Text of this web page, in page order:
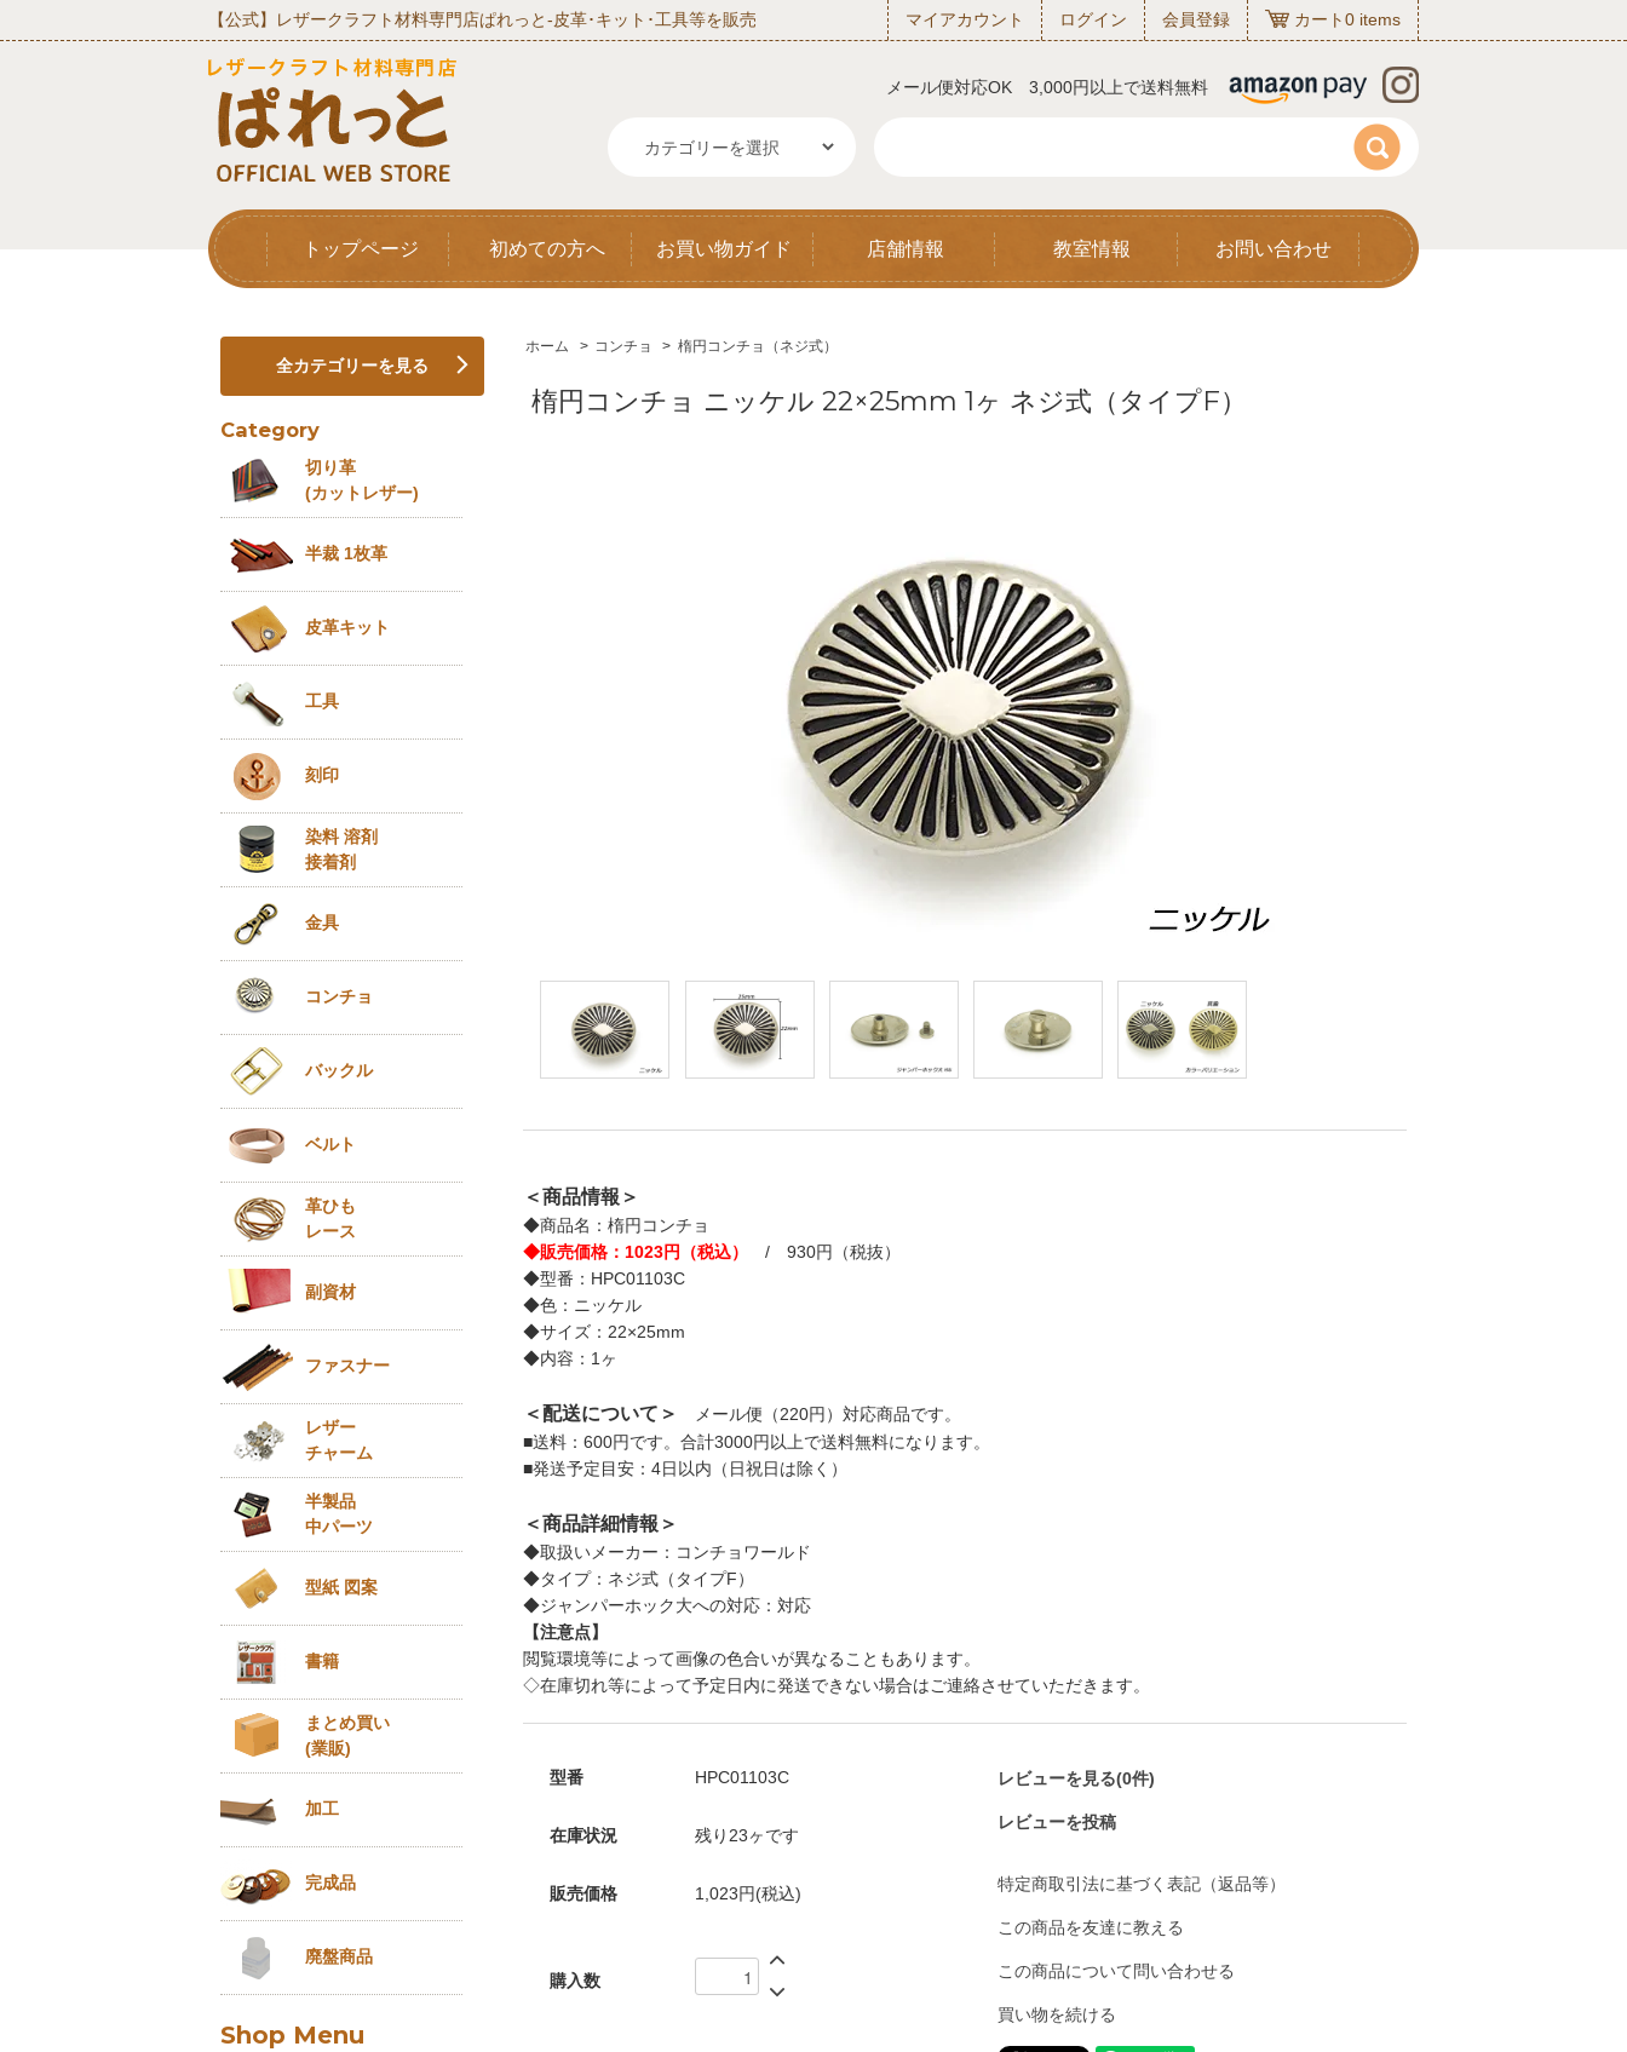
【公式】レザークラフト材料専門店ぱれっと‐皮革･キット･工具等を販売 マイアカウント ログイン 会員登録 カート0 items
メール便対応OK 3,000円以上で送料無料
トップページ 初めての方へ お買い物ガイド 店舗情報 教室情報 お問い合わせ
ホーム > コンチョ > 楕円コンチョ（ネジ式）
楕円コンチョ ニッケル 22×25mm 1ヶ ネジ式（タイプF）
＜商品情報＞
◆商品名：楕円コンチョ
◆販売価格：1023円（税込）
/ 930円（税抜）
◆型番：HPC01103C
◆色：ニッケル
◆サイズ：22×25mm
◆内容：1ヶ
＜配送について＞
メール便（220円）対応商品です。
■送料：600円です。合計3000円以上で送料無料になります。
■発送予定目安：4日以内（日祝日は除く）
＜商品詳細情報＞
◆取扱いメーカー：コンチョワールド
◆タイプ：ネジ式（タイプF）
◆ジャンパーホック大への対応：対応
【注意点】
閲覧環境等によって画像の色合いが異なることもあります。
◇在庫切れ等によって予定日内に発送できない場合はご連絡させていただきます。
型番 HPC01103C
在庫状況 残り23ヶです
販売価格 1,023円(税込)
購入数
レビューを見る(0件)
レビューを投稿
特定商取引法に基づく表記（返品等）
この商品を友達に教える
この商品について問い合わせる
買い物を続ける
全カテゴリーを見る
Category
切り革
(カットレザー)
半裁 1枚革
皮革キット
工具
刻印
染料 溶剤
接着剤
金具
コンチョ
バックル
ベルト
革ひも
レース
副資材
ファスナー
レザー
チャーム
半製品
中パーツ
型紙 図案
書籍
まとめ買い
(業販)
加工
完成品
廃盤商品
Shop Menu